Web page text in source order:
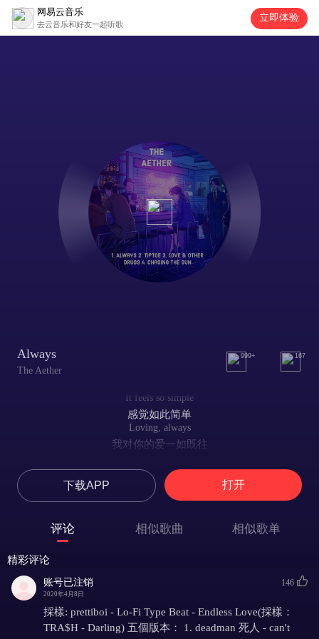
网易云音乐
去云音乐和好友一起听歌
立即体验
Always
The Aether
999+ 167
It feels so simple
感觉如此简单
Loving, always
我对你的爱一如既往
有你在的每一天都过的如此充实
I can't explain it
对你的爱根本不必过多解释
下载APP 打开
评论 相似歌曲 相似歌单
精彩评论
账号已注销
2020年4月8日
146
採樣: prettiboi - Lo-Fi Type Beat - Endless Love(採樣：
TRA$H - Darling) 五個版本： 1. deadman 死人 - can't